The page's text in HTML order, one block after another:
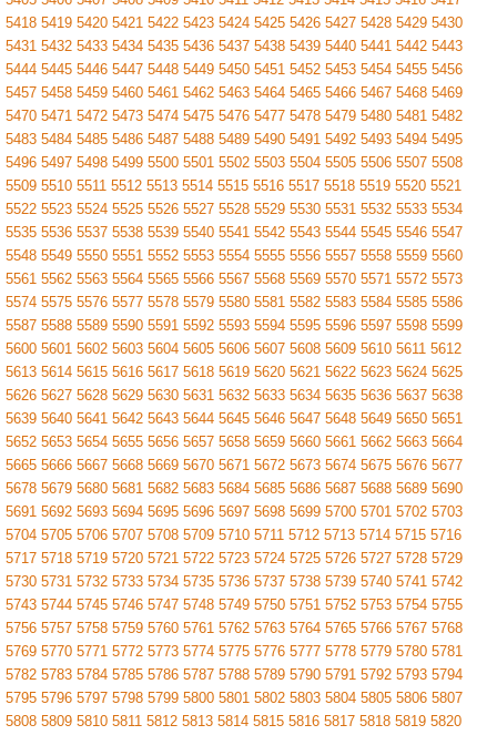
5418 5419 5420 5421 5422 5423 5424 5425 5426 5427 5428 5429 5430
5431 5432 5433 5434 5435 5436 5437 5438 5439 5440 5441 5442 5443
5444 5445 5446 5447 5448 5449 5450 5451 5452 5453 5454 5455 5456
5457 5458 5459 5460 5461 5462 5463 5464 5465 5466 5467 5468 5469
5470 5471 5472 5473 5474 5475 5476 5477 5478 5479 5480 5481 5482
5483 5484 5485 5486 5487 5488 5489 5490 5491 5492 5493 5494 5495
5496 5497 5498 5499 5500 5501 5502 5503 5504 5505 5506 5507 5508
5509 5510 5511 5512 5513 5514 5515 5516 5517 5518 5519 5520 5521
5522 5523 5524 5525 5526 5527 5528 5529 5530 5531 5532 5533 5534
5535 5536 5537 5538 5539 5540 5541 5542 5543 5544 5545 5546 5547
5548 5549 5550 5551 5552 5553 5554 5555 5556 5557 5558 5559 5560
5561 5562 5563 5564 5565 5566 5567 5568 5569 5570 5571 5572 5573
5574 5575 5576 5577 5578 5579 5580 5581 5582 5583 5584 5585 5586
5587 5588 5589 5590 5591 5592 5593 5594 5595 5596 5597 5598 5599
5600 5601 5602 5603 5604 5605 5606 5607 5608 5609 5610 5611 5612
5613 5614 5615 5616 5617 5618 5619 5620 5621 5622 5623 5624 5625
5626 5627 5628 5629 5630 5631 5632 5633 5634 5635 5636 5637 5638
5639 5640 5641 5642 5643 5644 5645 5646 5647 5648 5649 5650 5651
5652 5653 5654 5655 5656 5657 5658 5659 5660 5661 5662 5663 5664
5665 5666 5667 5668 5669 5670 5671 5672 5673 5674 5675 5676 5677
5678 5679 5680 5681 5682 5683 5684 5685 5686 5687 5688 5689 5690
5691 5692 5693 5694 5695 5696 5697 5698 5699 5700 5701 5702 5703
5704 5705 5706 5707 5708 5709 5710 5711 5712 5713 5714 5715 5716
5717 5718 5719 5720 5721 5722 5723 5724 5725 5726 5727 5728 5729
5730 5731 5732 5733 5734 5735 5736 5737 5738 5739 5740 5741 5742
5743 5744 5745 5746 5747 5748 5749 5750 5751 5752 5753 5754 5755
5756 5757 5758 5759 5760 5761 5762 5763 5764 5765 5766 5767 5768
5769 5770 5771 5772 5773 5774 5775 5776 5777 5778 5779 5780 5781
5782 5783 5784 5785 5786 5787 5788 5789 5790 5791 5792 5793 5794
5795 5796 5797 5798 5799 5800 5801 5802 5803 5804 5805 5806 5807
5808 5809 5810 5811 5812 5813 5814 5815 5816 5817 5818 5819 5820